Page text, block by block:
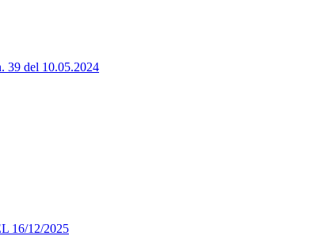
del 10.05.2024
16/12/2025